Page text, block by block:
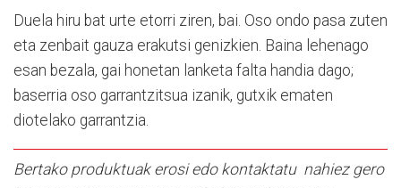
Duela hiru bat urte etorri ziren, bai. Oso ondo pasa zuten
eta zenbait gauza erakutsi genizkien. Baina lehenago
esan bezala, gai honetan lanketa falta handia dago;
baserria oso garrantzitsua izanik, gutxik ematen
diotelako garrantzia.
Bertako produktuak erosi edo kontaktatu nahiez gero